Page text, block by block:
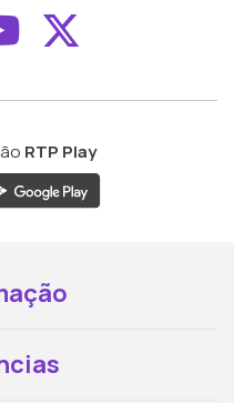
ao ao
Aceder ao
RTP Play